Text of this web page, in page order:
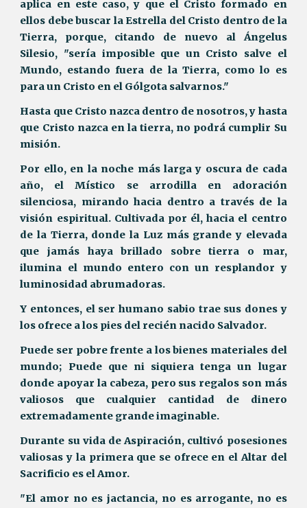
aplica en este caso, y que el Cristo formado en
ellos debe buscar la Estrella del Cristo dentro de la
Tierra, porque, citando de nuevo al Ángelus
Silesio, "sería imposible que un Cristo salve el
Mundo, estando fuera de la Tierra, como lo es
para un Cristo en el Gólgota salvarnos."
Hasta que Cristo nazca dentro de nosotros, y hasta
que Cristo nazca en la tierra, no podrá cumplir Su
misión.
Por ello, en la noche más larga y oscura de cada
año, el Místico se arrodilla en adoración
silenciosa, mirando hacia dentro a través de la
visión espiritual. Cultivada por él, hacia el centro
de la Tierra, donde la Luz más grande y elevada
que jamás haya brillado sobre tierra o mar,
ilumina el mundo entero con un resplandor y
luminosidad abrumadoras.
Y entonces, el ser humano sabio trae sus dones y
los ofrece a los pies del recién nacido Salvador.
Puede ser pobre frente a los bienes materiales del
mundo; Puede que ni siquiera tenga un lugar
donde apoyar la cabeza, pero sus regalos son más
valiosos que cualquier cantidad de dinero
extremadamente grande imaginable.
Durante su vida de Aspiración, cultivó posesiones
valiosas y la primera que se ofrece en el Altar del
Sacrificio es el Amor.
"El amor no es jactancia, no es arrogante, no es